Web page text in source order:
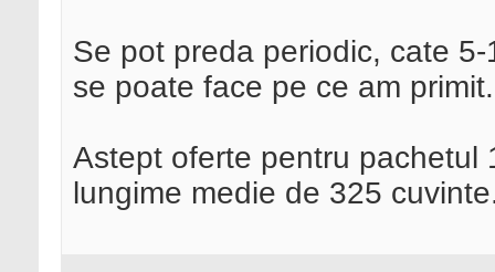
Se pot preda periodic, cate
se poate face pe ce am
Astept oferte pentru pachetul
lungime medie de 325